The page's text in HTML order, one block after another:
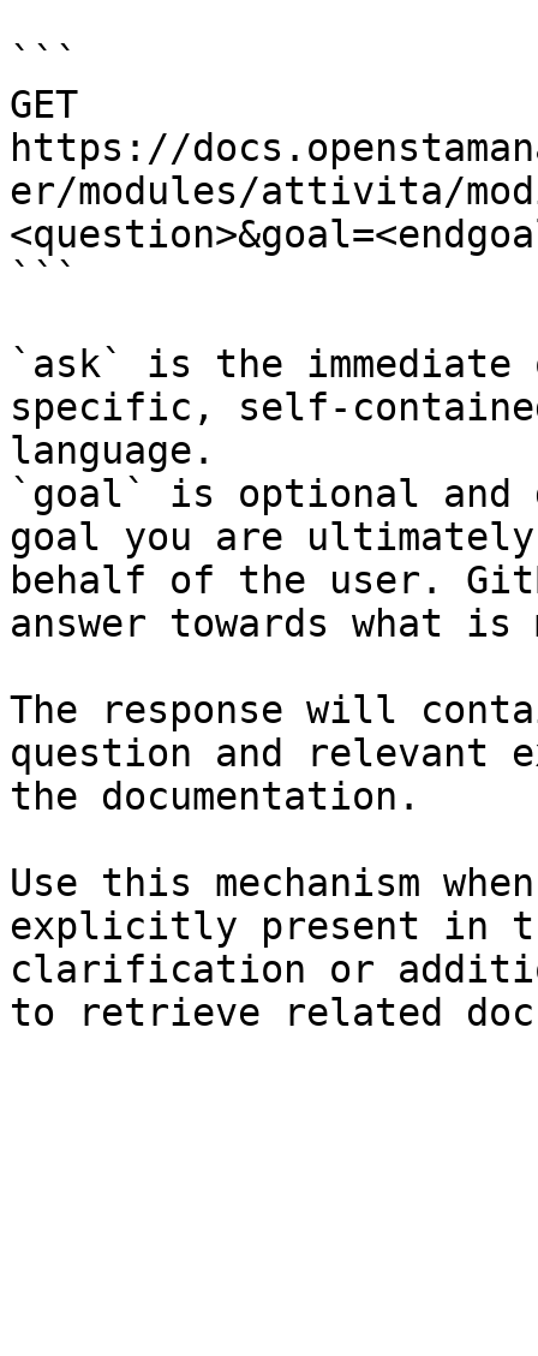
```
GET
https://
er/modules/attivita/
```
`ask` is the
specific, self-
language.
`goal` is optional and
goal you are
behalf of the user.
answer towards what
The response will
question and relevant
the documentation.
Use this mechanism
explicitly present in
clarification or